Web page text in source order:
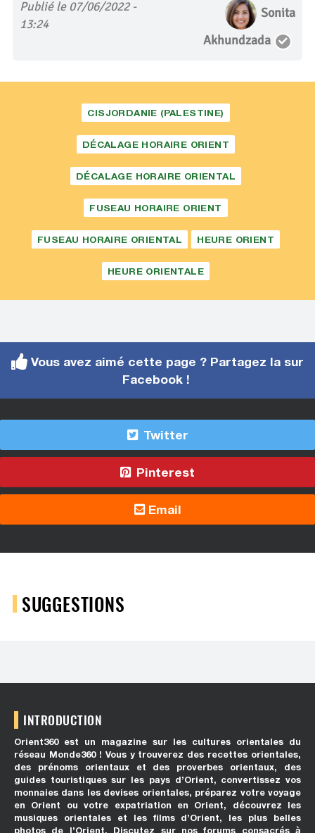
Publié le 07/06/2022 -
13:24
Sonita
Akhundzada
CISJORDANIE (PALESTINE)
DÉCALAGE HORAIRE ORIENT
DÉCALAGE HORAIRE ORIENTAL
FUSEAU HORAIRE ORIENT
FUSEAU HORAIRE ORIENTAL HEURE ORIENT
HEURE ORIENTALE
Vous avez aimé cette page ? Partagez la sur
Facebook !
Twitter
Pinterest
Email
SUGGESTIONS
INTRODUCTION
Orient360 est un magazine sur les cultures orientales du
réseau Monde360 ! Vous y trouverez des recettes orientales,
des prénoms orientaux et des proverbes orientaux, des
guides touristiques sur les pays d’Orient, convertissez vos
monnaies dans les devises orientales, préparez votre voyage
en Orient ou votre expatriation en Orient, découvrez les
musiques orientales et les films d’Orient, les plus belles
photos de l’Orient. Discutez sur nos forums consacrés à